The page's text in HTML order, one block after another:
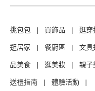
挑包包 | 買飾品 | 逛穿
逛居家 | 餐廚區 | 文具
品美食 | 逛美妝 | 親子
送禮指南 | 體驗活動 |